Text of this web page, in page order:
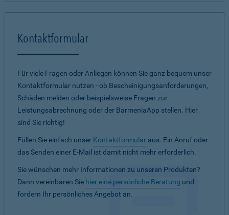
Kontaktformular
Für viele Fragen oder Anliegen können Sie ganz bequem unser
Kontaktformular nutzen - ob Bescheinigungsanforderungen,
Schäden melden oder beispielsweise Fragen zur
Leistungsabrechnung oder der BarmeniaApp stellen. Hier
sind Sie richtig!
Füllen Sie einfach unser Kontaktformular aus. Ein Anruf oder
das Senden einer E-Mail ist damit nicht mehr erforderlich.
Sie wünschen mehr Informationen zu unseren Produkten?
Dann vereinbaren Sie hier eine persönliche Beratung und
fordern Ihr persönliches Angebot an.